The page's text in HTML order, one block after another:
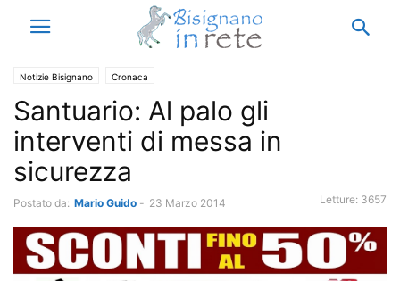
Notizie Bisignano Cronaca
Santuario: Al palo gli
interventi di messa in
sicurezza
Postato da: Mario Guido - 23 Marzo 2014 Letture: 3657